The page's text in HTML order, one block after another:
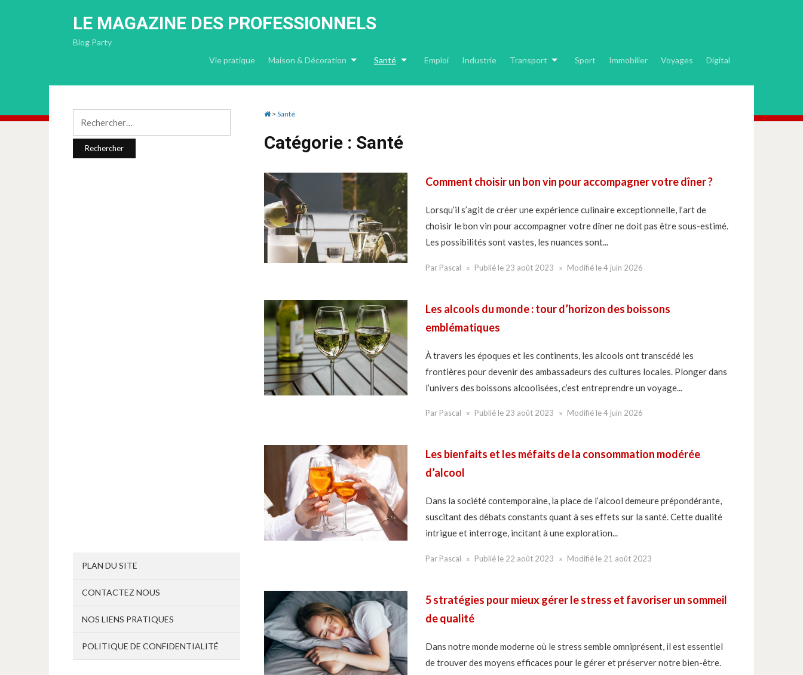
LE MAGAZINE DES PROFESSIONNELS
Blog Party
Vie pratique
Maison & Décoration Santé Emploi Industrie Transport Sport Immobilier Voyages Digital
> Santé
Catégorie : Santé
Comment choisir un bon vin pour accompagner votre dîner ?
Lorsqu’il s’agit de créer une expérience culinaire exceptionnelle, l’art de
choisir le bon vin pour accompagner votre dîner ne doit pas être sous-estimé.
Les possibilités sont vastes, les nuances sont...
Par Pascal Publié le 23 août 2023 Modifié le4 juin 2026
Les alcools du monde : tour d’horizon des boissons
emblématiques
À travers les époques et les continents, les alcools ont transcédé les
frontières pour devenir des ambassadeurs des cultures locales. Plonger dans
l’univers des boissons alcoolisées, c’est entreprendre un voyage...
Par Pascal Publié le 23 août 2023 Modifié le4 juin 2026
Les bienfaits et les méfaits de la consommation modérée
d’alcool
Dans la société contemporaine, la place de l’alcool demeure prépondérante,
suscitant des débats constants quant à ses effets sur la santé. Cette dualité
intrigue et interroge, incitant à une exploration...
Par Pascal Publié le 22 août 2023 Modifié le 21 août 2023
5 stratégies pour mieux gérer le stress et favoriser un sommeil
de qualité
Dans notre monde moderne où le stress semble omniprésent, il est essentiel
de trouver des moyens efficaces pour le gérer et préserver notre bien-être.
PLAN DU SITE
CONTACTEZ NOUS
NOS LIENS PRATIQUES
POLITIQUE DE CONFIDENTIALITÉ